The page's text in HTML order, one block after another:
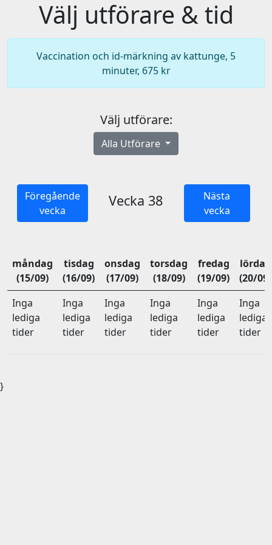
Välj utförare & tid
Vaccination och id-märkning av kattunge, 5
minuter, 675 kr
Välj utförare:
Alla Utförare
Föregående
vecka
Vecka 38
Nästa
vecka
måndag
(15/09)
tisdag
(16/09)
onsdag
(17/09)
torsdag
(18/09)
fredag
(19/09)
lördag
(20/09)
Inga
lediga
tider
Inga
lediga
tider
Inga
lediga
tider
Inga
lediga
tider
Inga
lediga
tider
Inga
lediga
tider
}